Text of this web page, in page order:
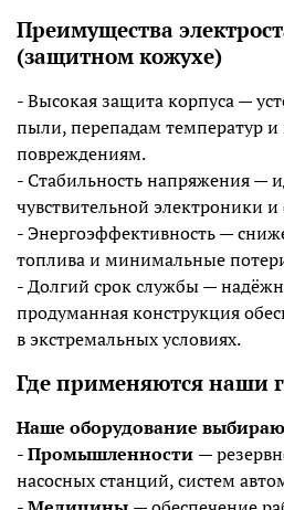
Преимущества
(защитном кожухе)
- Высокая защита корпуса —
пыли, перепадам температур
повреждениям.
- Стабильность напряжения —
чувствительной электроники
- Энергоэффективность —
топлива и минимальные
- Долгий срок службы —
продуманная конструкция
в экстремальных условиях.
Где применяются наши
Наше оборудование
-Промышленности —
насосных станций, систем